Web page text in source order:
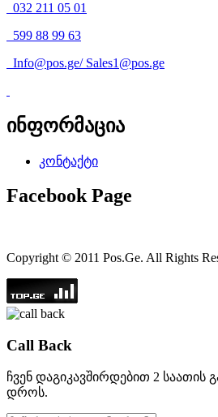
032 211 05 01
599 88 99 63
Info@pos.ge/ Sales1@pos.ge
ინფორმაცია
კონტაქტი
Facebook Page
Copyright © 2011 Pos.Ge. All Rights
Call Back
ჩვენ დაგიკავშირდებით 2 საათის
დროს.